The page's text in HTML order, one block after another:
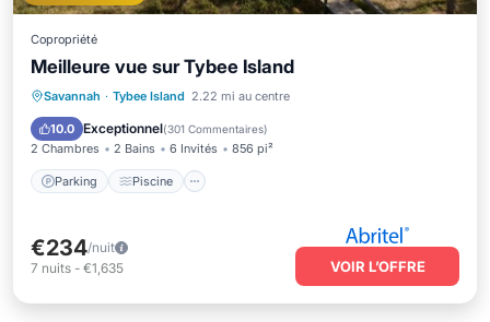
Copropriété
Meilleure vue sur Tybee Island
Savannah · Tybee Island 2.22 mi au centre
10.0 Exceptionnel(301 Commentaires)
2 Chambres 2 Bains 6 Invités 856 pi²
Parking Piscine
Parking Piscine
Vue sur l’océan
Balcon/Terrasse
€234/nuit
7 nuits - €1,635 VOIR L’OFFRE